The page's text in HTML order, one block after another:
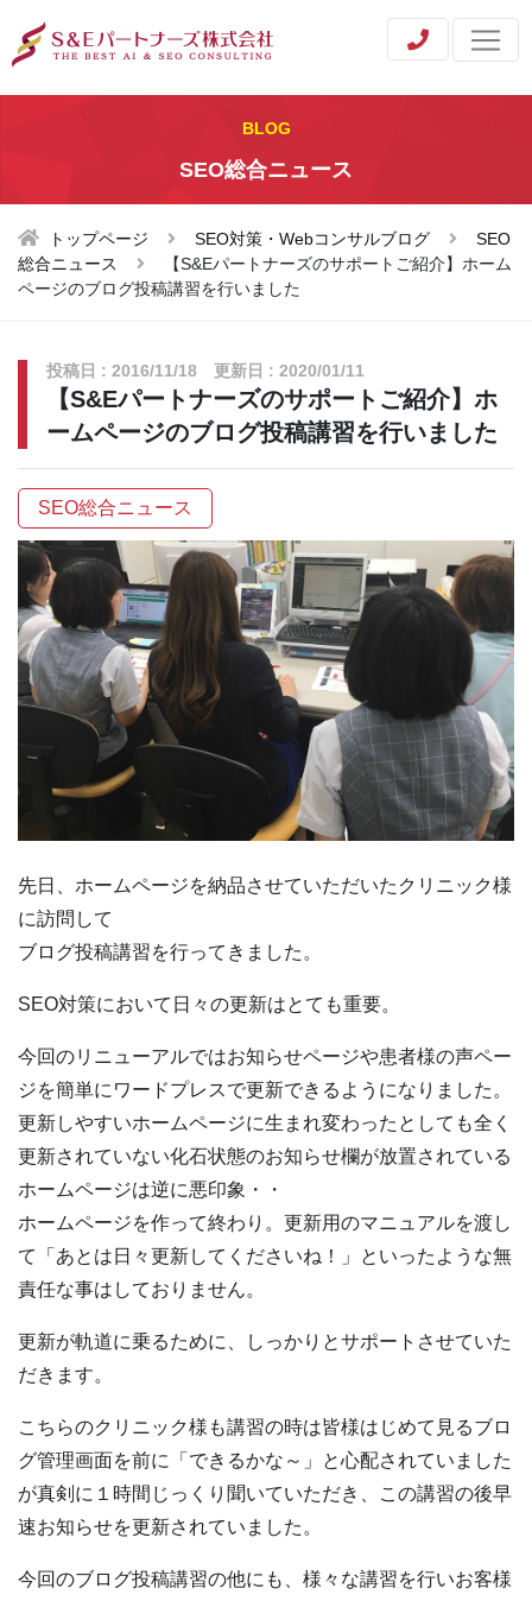
BLOG
SEO総合ニュース
トップページ SEO対策・Webコンサルブログ
SEO
総合ニュース
【S&Eパートナーズのサポートご紹介】ホーム
ページのブログ投稿講習を行いました
投稿日 : 2016/11/18 更新日 : 2020/01/11
【S&Eパートナーズのサポートご紹介】ホ
ームページのブログ投稿講習を行いました
SEO総合ニュース
先日、ホームページを納品させていただいたクリニック様
に訪問して
ブログ投稿講習を行ってきました。
SEO対策において日々の更新はとても重要。
今回のリニューアルではお知らせページや患者様の声ペー
ジを簡単にワードプレスで更新できるようになりました。
更新しやすいホームページに生まれ変わったとしても全く
更新されていない化石状態のお知らせ欄が放置されている
ホームページは逆に悪印象・・
ホームページを作って終わり。更新用のマニュアルを渡し
て「あとは日々更新してくださいね！」といったような無
責任な事はしておりません。
更新が軌道に乗るために、しっかりとサポートさせていた
だきます。
こちらのクリニック様も講習の時は皆様はじめて見るブロ
グ管理画面を前に「できるかな～」と心配されていました
が真剣に１時間じっくり聞いていただき、この講習の後早
速お知らせを更新されていました。
今回のブログ投稿講習の他にも、様々な講習を行いお客様